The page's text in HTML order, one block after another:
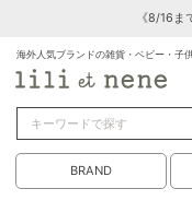
《8/16ま
海外人気ブランドの雑貨・ベビー・子
BRAND